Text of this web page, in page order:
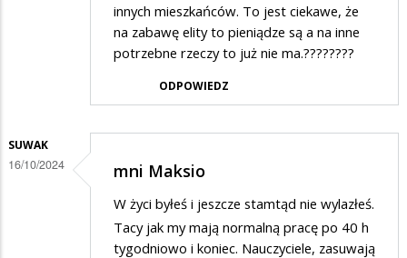
innych mieszkańców. To jest ciekawe, że
na zabawę elity to pieniądze są a na inne
potrzebne rzeczy to już nie ma.????????
ODPOWIEDZ
SUWAK
16/10/2024 mni Maksio
W życi byłeś i jeszcze stamtąd nie wylazłeś.
Tacy jak my mają normalną pracę po 40 h
tygodniowo i koniec. Nauczyciele, zasuwają